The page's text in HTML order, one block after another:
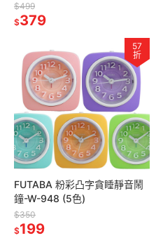
$499
$379
57
折
FUTABA 粉彩凸字貪睡靜音鬧
鐘-W-948 (5色)
$350
$199